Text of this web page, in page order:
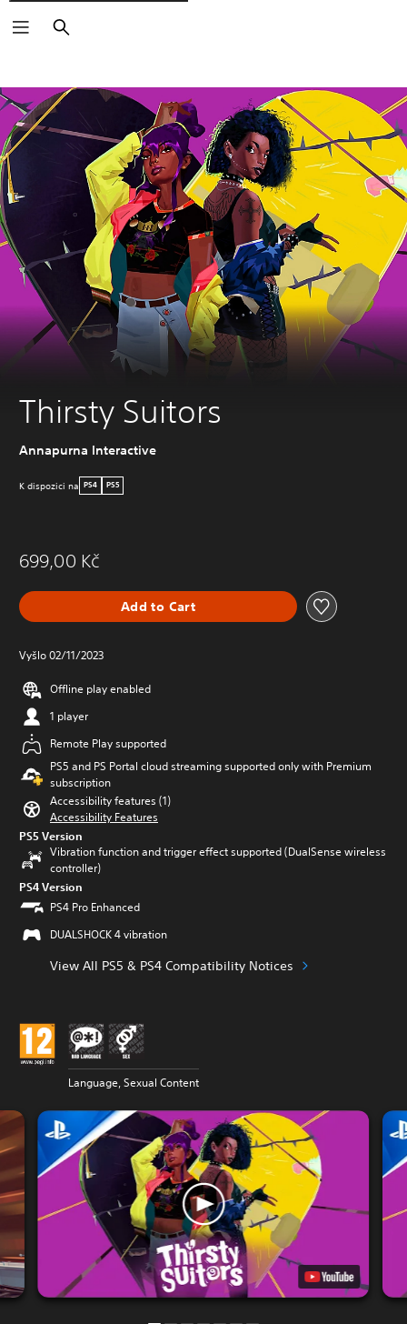
Vyhledat
Thirsty Suitors
Annapurna Interactive
K dispozici na PS4 PS5
699,00 Kč
Add to Cart
Vyšlo 02/11/2023
Offline play enabled
1 player
Remote Play supported
PS5 and PS Portal cloud streaming supported only with Premium
subscription
Accessibility features (1)
Accessibility Features
PS5 Version
Vibration function and trigger effect supported (DualSense wireless
controller)
PS4 Version
PS4 Pro Enhanced
DUALSHOCK 4 vibration
View All PS5 & PS4 Compatibility Notices
Language, Sexual Content